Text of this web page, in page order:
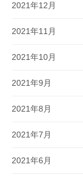
2021年12月
2021年11月
2021年10月
2021年9月
2021年8月
2021年7月
2021年6月